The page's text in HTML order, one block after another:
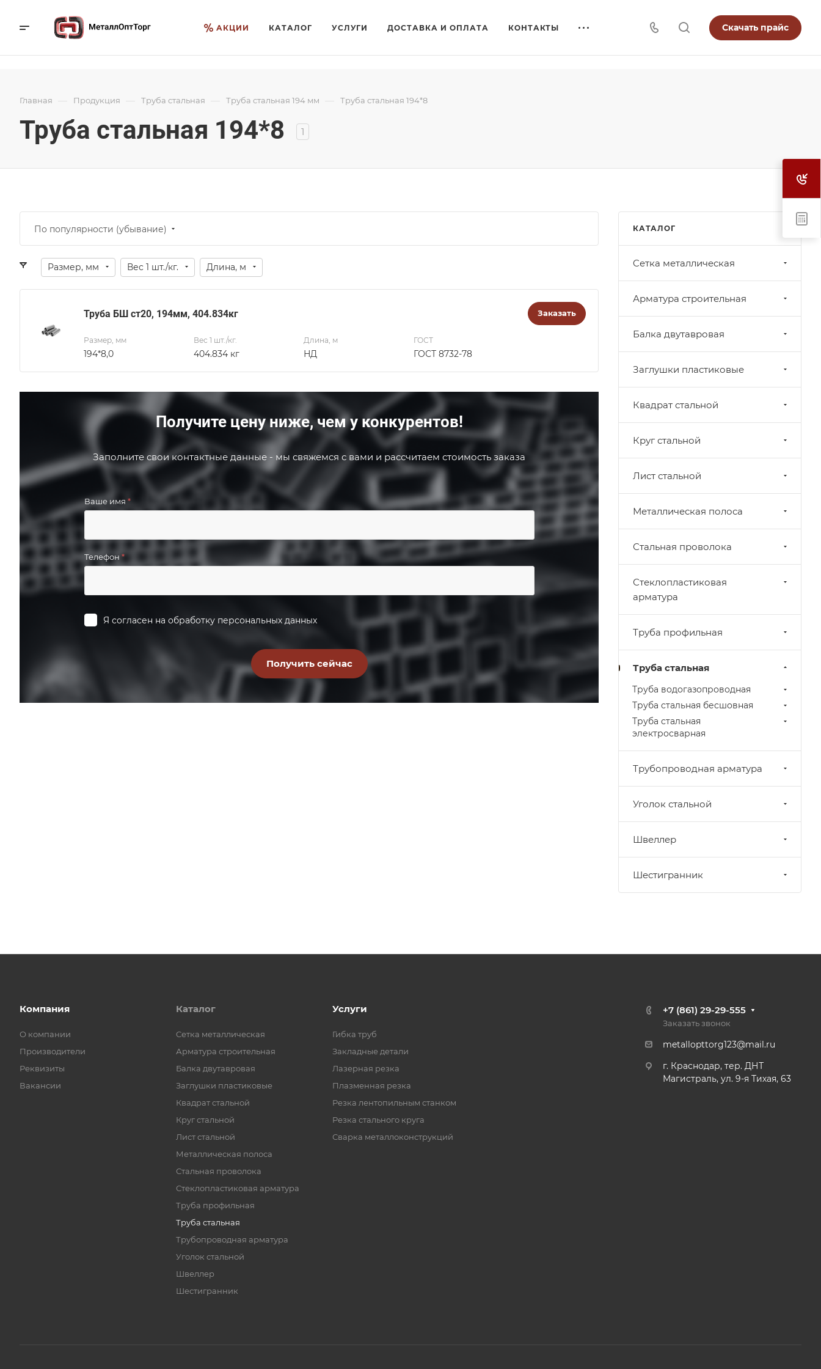
АКЦИИ КАТАЛОГ УСЛУГИ ДОСТАВКА И ОПЛАТА КОНТАКТЫ Скачать прайс
Главная — Продукция — Труба стальная — Труба стальная 194 мм — Труба стальная 194*8
Труба стальная 194*8 1
По популярности (убывание)
Размер, мм Вес 1 шт./кг. Длина, м
Труба БШ ст20, 194мм, 404.834кг Заказать
Размер, мм
194*8,0
Вес 1 шт./кг.
404.834 кг
Длина, м
НД
ГОСТ
ГОСТ 8732-78
Получите цену ниже, чем у конкурентов!
Заполните свои контактные данные - мы свяжемся с вами и рассчитаем стоимость заказа
Ваше имя *
Телефон *
Я согласен на обработку персональных данных
КАТАЛОГ
Cетка металлическая
Арматура строительная
Балка двутавровая
Заглушки пластиковые
Квадрат стальной
Круг стальной
Лист стальной
Металлическая полоса
Стальная проволока
Стеклопластиковая
арматура
Труба профильная
Труба стальная
Труба водогазопроводная
Труба стальная бесшовная
Труба стальная
электросварная
Трубопроводная арматура
Уголок стальной
Швеллер
Шестигранник
Компания
О компании
Производители
Реквизиты
Вакансии
Каталог
Cетка металлическая
Арматура строительная
Балка двутавровая
Заглушки пластиковые
Квадрат стальной
Круг стальной
Лист стальной
Металлическая полоса
Стальная проволока
Стеклопластиковая арматура
Труба профильная
Труба стальная
Трубопроводная арматура
Уголок стальной
Швеллер
Шестигранник
Услуги
Гибка труб
Закладные детали
Лазерная резка
Плазменная резка
Резка лентопильным станком
Резка стального круга
Сварка металлоконструкций
+7 (861) 29-29-555
Заказать звонок
metallopttorg123@mail.ru
г. Краснодар, тер. ДНТ
Магистраль, ул. 9-я Тихая, 63